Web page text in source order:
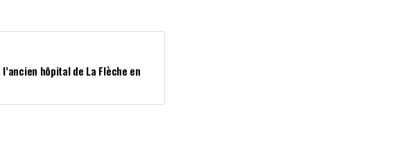
hôpital de La Flèche en